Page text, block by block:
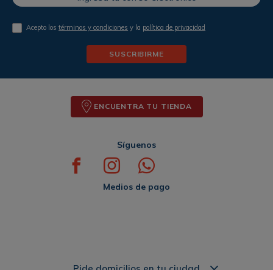
Acepto lostérminos y condiciones y la política de privacidad
SUSCRIBIRME
ENCUENTRA TU TIENDA
Síguenos
Medios de pago